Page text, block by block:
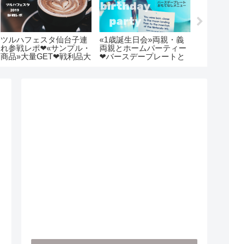
ツルハフェスタ仙台子連
れ参戦レポ❤︎«サンプル・
商品»大量GET❤︎戦利品大
«1歳誕生日会»両親・義
両親とホームパーティー
❤︎バースデープレートと